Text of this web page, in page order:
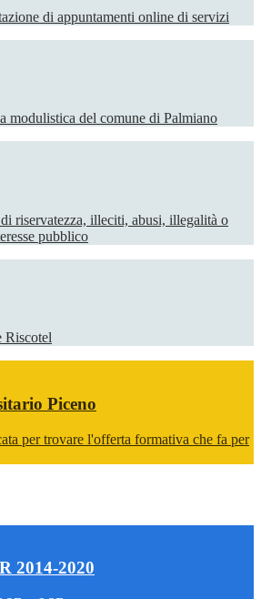
di appuntamenti online di servizi
modulistica del comune di Palmiano
riservatezza, illeciti, abusi, illegalità o
pubblico
Riscotel
Piceno
per trovare l'offerta formativa che fa per
2014-2020